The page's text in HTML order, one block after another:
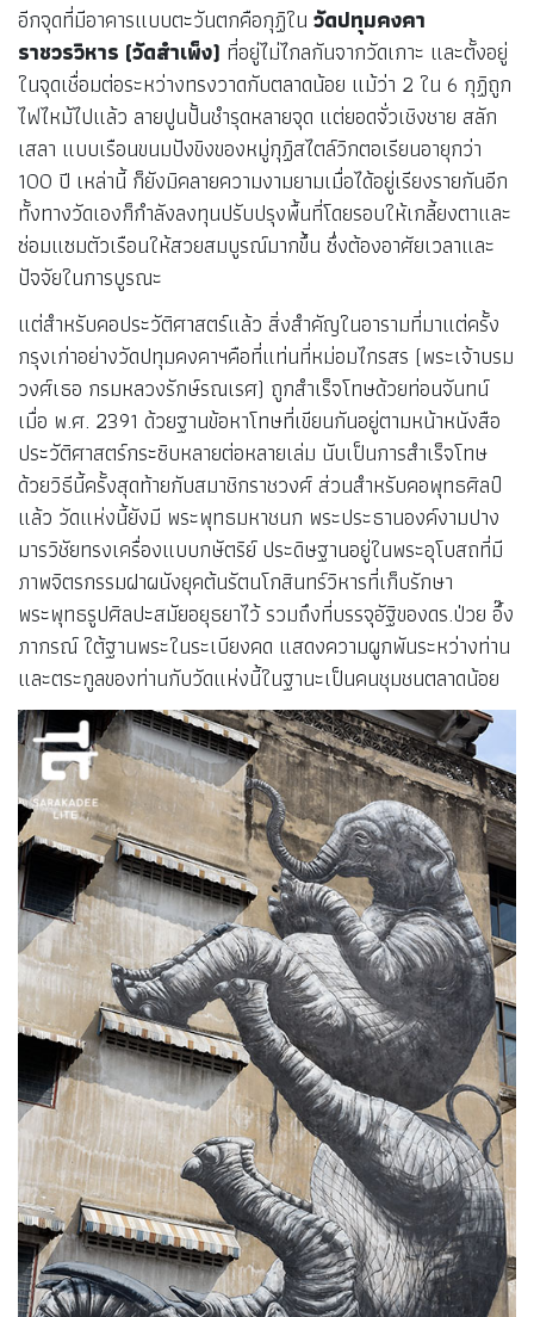
อีกจุดที่มีอาคารแบบตะวันตกคือกุฏิใน วัดปทุมคงคา
ราชวรวิหาร (วัดสำเพ็ง) ที่อยู่ไม่ไกลกันจากวัดเกาะ และตั้งอยู่
ในจุดเชื่อมต่อระหว่างทรงวาดกับตลาดน้อย แม้ว่า 2 ใน 6 กุฏิถูก
ไฟไหม้ไปแล้ว ลายปูนปั้นชำรุดหลายจุด แต่ยอดจั่วเชิงชาย สลัก
เสลา แบบเรือนขนมปังขิงของหมู่กุฏิสไตล์วิกตอเรียนอายุกว่า
100 ปี เหล่านี้ ก็ยังมิคลายความงามยามเมื่อได้อยู่เรียงรายกันอีก
ทั้งทางวัดเองก็กำลังลงทุนปรับปรุงพื้นที่โดยรอบให้เกลี้ยงตาและ
ซ่อมแซมตัวเรือนให้สวยสมบูรณ์มากขึ้น ซึ่งต้องอาศัยเวลาและ
ปัจจัยในการบูรณะ
แต่สำหรับคอประวัติศาสตร์แล้ว สิ่งสำคัญในอารามที่มาแต่ครั้ง
กรุงเก่าอย่างวัดปทุมคงคาฯคือที่แท่นที่หม่อมไกรสร (พระเจ้าบรม
วงศ์เธอ กรมหลวงรักษ์รณเรศ) ถูกสำเร็จโทษด้วยท่อนจันทน์
เมื่อ พ.ศ. 2391 ด้วยฐานข้อหาโทษที่เขียนกันอยู่ตามหน้าหนังสือ
ประวัติศาสตร์กระซิบหลายต่อหลายเล่ม นับเป็นการสำเร็จโทษ
ด้วยวิธีนี้ครั้งสุดท้ายกับสมาชิกราชวงศ์ ส่วนสำหรับคอพุทธศิลป์
แล้ว วัดแห่งนี้ยังมี พระพุทธมหาชนก พระประธานองค์งามปาง
มารวิชัยทรงเครื่องแบบกษัตริย์ ประดิษฐานอยู่ในพระอุโบสถที่มี
ภาพจิตรกรรมฝาผนังยุคต้นรัตนโกสินทร์วิหารที่เก็บรักษา
พระพุทธรูปศิลปะสมัยอยุธยาไว้ รวมถึงที่บรรจุอัฐิของดร.ป่วย อึ๊ง
ภากรณ์ ใต้ฐานพระในระเบียงคด แสดงความผูกพันระหว่างท่าน
และตระกูลของท่านกับวัดแห่งนี้ในฐานะเป็นคนชุมชนตลาดน้อย